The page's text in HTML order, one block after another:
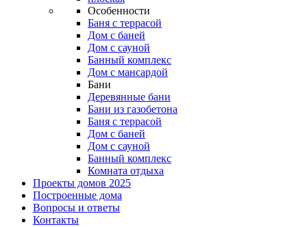
Особенности
Баня с террасой
Дом с баней
Дом с сауной
Банный комплекс
Дом с мансардой
Бани
Деревянные бани
Бани из газобетона
Баня с террасой
Дом с баней
Дом с сауной
Банный комплекс
Комната отдыха
Проекты домов 2025
Построенные дома
Вопросы и ответы
Контакты